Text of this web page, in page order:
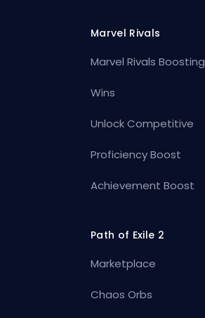
Marvel Rivals
Marvel Rivals Boosting
Wins
Unlock Competitive
Proficiency Boost
Achievement Boost
Path of Exile 2
Marketplace
Chaos Orbs